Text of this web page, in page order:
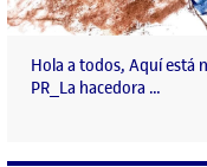
Hola a todos, Aquí está
PR_La hacedora …